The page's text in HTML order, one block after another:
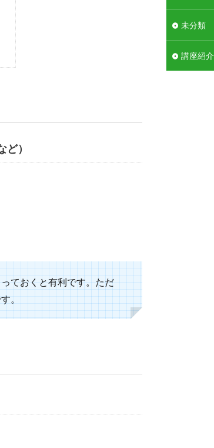
）
ておくと有利です。ただ
。
未分類
講座紹介